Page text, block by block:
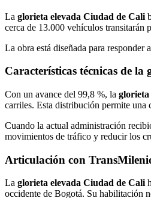
La glorieta elevada Ciudad de Cali
cerca de 13.000 vehículos transitarán
La obra está diseñada para
Características técnicas de la
Con un avance del 99,8 %, la glorieta
carriles. Esta distribución permite una
Cuando la actual administración
movimientos de tráfico y reducir los
Articulación con
La glorieta elevada Ciudad de Cali
occidente de Bogotá. Su habilitación